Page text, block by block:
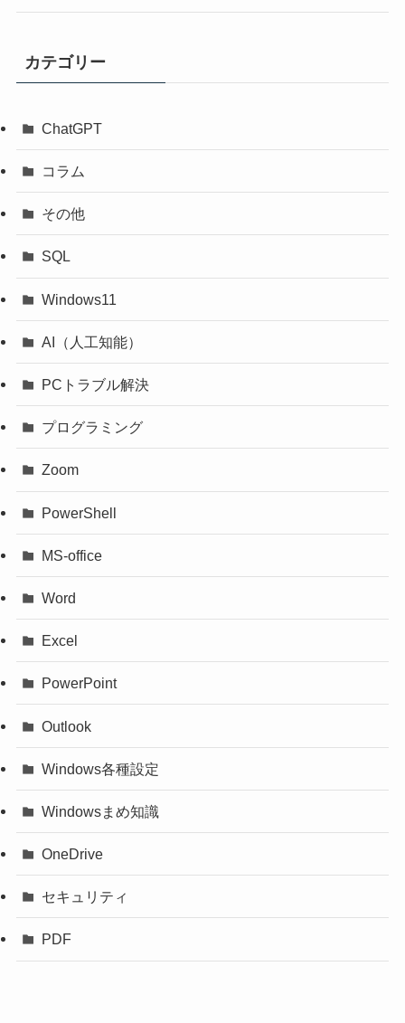
カテゴリー
ChatGPT
コラム
その他
SQL
Windows11
AI（人工知能）
PCトラブル解決
プログラミング
Zoom
PowerShell
MS-office
Word
Excel
PowerPoint
Outlook
Windows各種設定
Windowsまめ知識
OneDrive
セキュリティ
PDF